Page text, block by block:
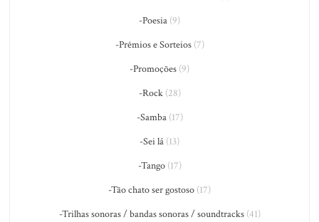
-Poesia (9)
-Prêmios e Sorteios(7)
-Promoções (9)
-Rock(28)
-Samba(17)
-Sei lá (13)
-Tango(17)
-Tão chato ser gostoso (17)
-Trilhas sonoras / bandas sonoras / soundtracks(41)